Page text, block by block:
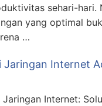
sehari-hari.
yang optimal
…
Jaringan Internet
Jaringan Internet: